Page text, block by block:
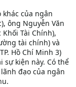
khác của ngân
ông Nguyễn Văn
Khối Tài Chính),
tài chính) và
Hồ Chí Minh 3)
kiện này. Có thể
đạo của ngân